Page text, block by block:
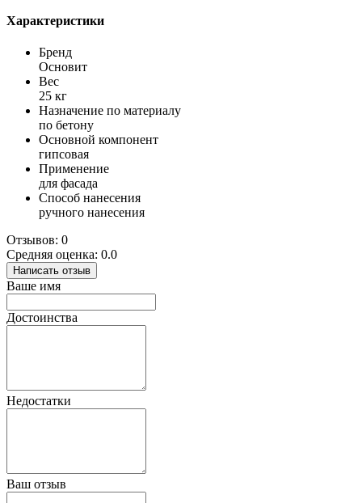
Характеристики
Бренд
Основит
Вес
25 кг
Назначение по материалу
по бетону
Основной компонент
гипсовая
Применение
для фасада
Способ нанесения
ручного нанесения
Отзывов: 0
Средняя оценка: 0.0
Написать отзыв
Ваше имя
Достоинства
Недостатки
Ваш отзыв